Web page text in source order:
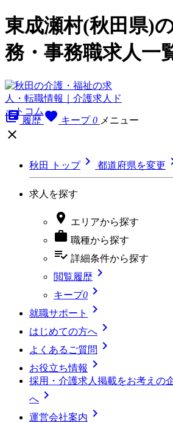
東成瀬村(秋田県)
務・事務職求人一
library_books 履歴 favorite キープ 0 メニュー

秋田 トップ 都道府県を変更
求人を探す
 エリアから探す
 職種から探す
playlist_add_check 詳細条件から探す
閲覧履歴 
キープ0 
就職サポート 
はじめての方へ 
よくあるご質問 
お役立ち情報 
採用・介護求人掲載をお考えの
へ 
運営会社案内 